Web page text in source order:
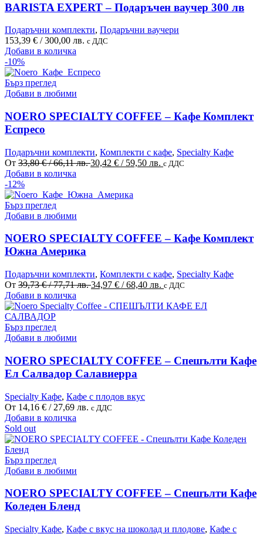
BARISTA EXPERT – Подаръчен ваучер 300 лв
Подаръчни комплекти, Подаръчни ваучери
153,39 € / 300,00 лв. с ДДС
Добави в количка
-10%
Бърз преглед
Добави в любими
NOERO SPECIALTY COFFEE – Кафе Комплект
Еспресо
Подаръчни комплекти, Комплекти с кафе, Specialty Кафе
От 33,80€/ 66,11 лв.Original
33,80 €
30,42 € / 59,50 лв. Текущата
с ДДС
Добави в количка
has
variants.
options
be
on
the
product
page
-12%
Бърз преглед
Добави в любими
NOERO SPECIALTY COFFEE – Кафе Комплект
Южна Америка
Подаръчни комплекти, Комплекти с кафе, Specialty Кафе
От 39,73€/ 77,71 лв.Original
was:
34,97 € / 68,40 лв. Текущата
е:
с ДДС
Добави в количка
product
variants.
options
may
be
on
the
product
Бърз преглед
Добави в любими
NOERO SPECIALTY COFFEE – Спешълти Кафе
Ел Салвадор Салавиерра
Specialty Кафе, Кафе с плодов вкус
От 14,16 € / 27,69 лв. с ДДС
Добави в количка
has
The
may
chosen
Sold out
Бърз преглед
Добави в любими
NOERO SPECIALTY COFFEE – Спешълти Кафе
Коледен Бленд
Specialty Кафе, Кафе с вкус на шоколад и плодове, Кафе с